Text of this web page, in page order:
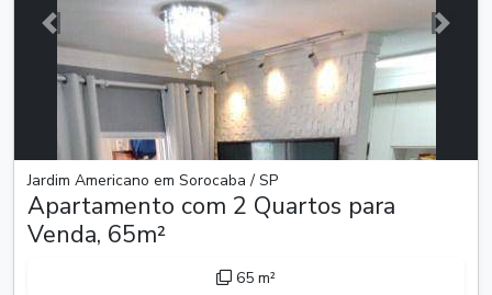
Anterior
Jardim Americano em Sorocaba / SP
Apartamento com 2 Quartos para
Venda, 65m²
65 m²